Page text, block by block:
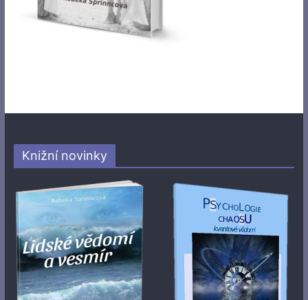
Knižní novinky